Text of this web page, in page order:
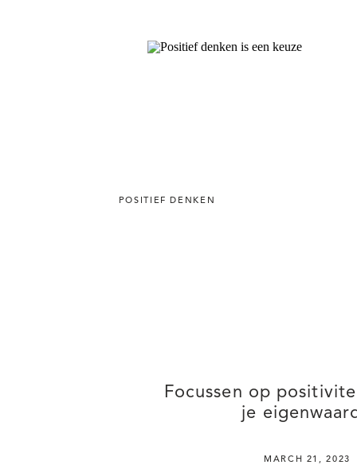
POSITIEF DENKEN
Focussen op
je
MARCH 21, 2023